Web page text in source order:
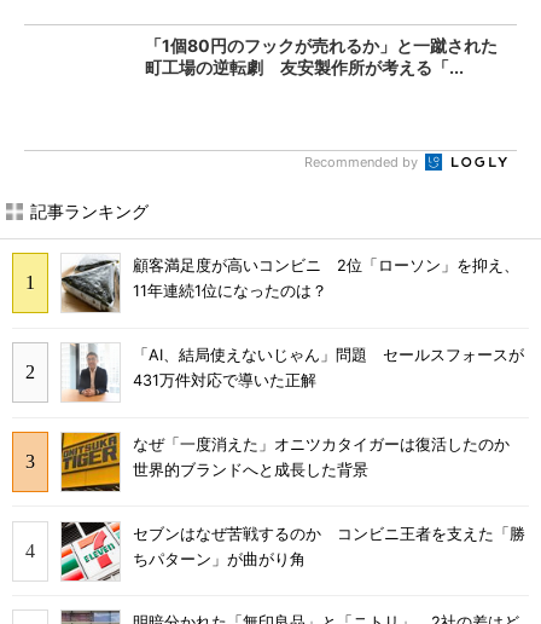
「1個80円のフックが売れるか」と一蹴された
町工場の逆転劇 友安製作所が考える「...
Recommended by
記事ランキング
顧客満足度が高いコンビニ 2位「ローソン」を抑え、
11年連続1位になったのは？
「AI、結局使えないじゃん」問題 セールスフォースが
431万件対応で導いた正解
なぜ「一度消えた」オニツカタイガーは復活したのか
世界的ブランドへと成長した背景
セブンはなぜ苦戦するのか コンビニ王者を支えた「勝
ちパターン」が曲がり角